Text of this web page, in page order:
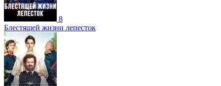
8
Блестящей жизни лепесток